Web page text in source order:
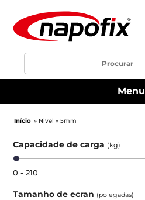
Menu
Início » Nivel » 5mm
Capacidade de carga (kg)
0 - 210
Tamanho de ecran (polegadas)